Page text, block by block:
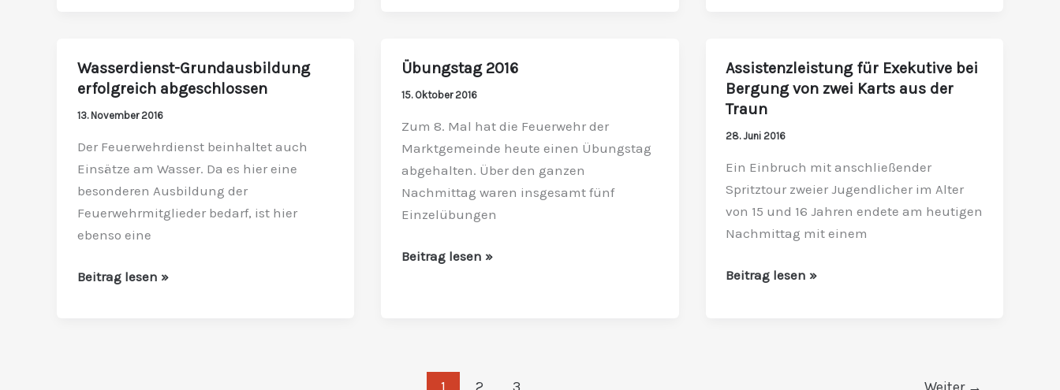
Wasserdienst-Grundausbildung
erfolgreich abgeschlossen
13. November 2016
Der Feuerwehrdienst beinhaltet auch
Einsätze am Wasser. Da es hier eine
besonderen Ausbildung der
Feuerwehrmitglieder bedarf, ist hier
ebenso eine
Wasserdienst-
Grundausbildung
erfolgreich
Beitrag lesen »
Übungstag 2016
15. Oktober 2016
Zum 8. Mal hat die Feuerwehr der
Marktgemeinde heute einen Übungstag
abgehalten. Über den ganzen
Nachmittag waren insgesamt fünf
Einzelübungen
Übungstag
2016
Beitrag lesen »
Assistenzleistung für Exekutive bei
Bergung von zwei Karts aus der
Traun
28. Juni 2016
Ein Einbruch mit anschließender
Spritztour zweier Jugendlicher im Alter
von 15 und 16 Jahren endete am heutigen
Nachmittag mit einem
Assistenzleistung
für
Exekutive
bei
zwei
der
Beitrag lesen »